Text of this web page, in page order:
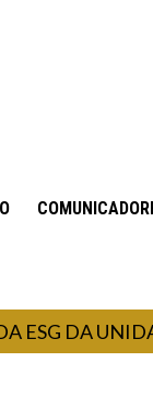
UNIDASUL